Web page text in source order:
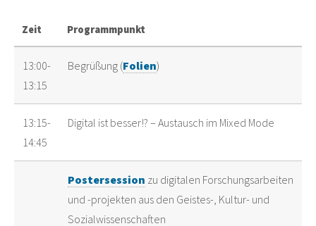
Zeit Programmpunkt
13:00-
13:15
Begrüßung (Folien)
13:15-
14:45
Digital ist besser!? – Austausch im Mixed Mode
Postersession zu digitalen Forschungsarbeiten
und -projekten aus den Geistes-, Kultur- und
Sozialwissenschaften